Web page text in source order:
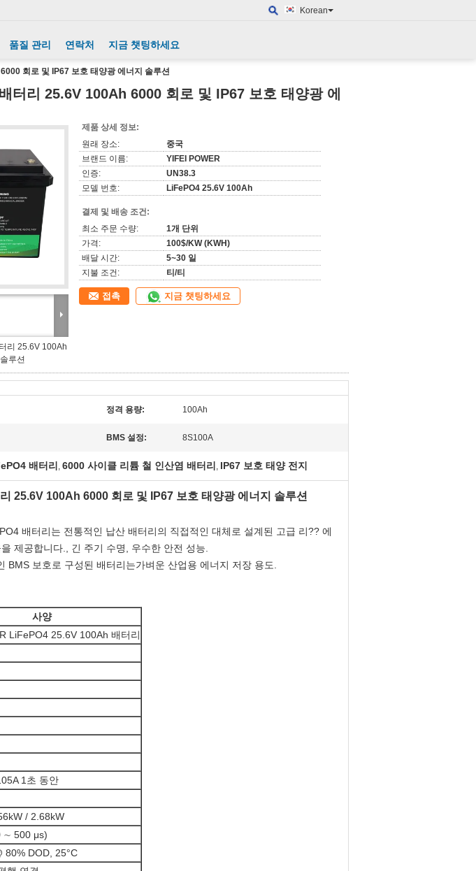
Korean
품질 관리 연락처 지금 챗팅하세요
회로 및 IP67 보호 태양광 에너지 솔루션
터리 25.6V 100Ah 6000 회로 및 IP67 보호 태양광 에
리 25.6V 100Ah
루션
제품 상세 정보:
원래 장소:
중국
브랜드 이름:
YIFEI POWER
인증:
UN38.3
모델 번호:
LiFePO4 25.6V 100Ah
결제 및 배송 조건:
최소 주문 수량:
1개 단위
가격:
100$/KW (KWH)
배달 시간:
5~30 일
지불 조건:
티/티
접촉 지금 챗팅하세요
정격 용량: 100Ah
BMS 설정: 8S100A
배터리 , 6000 사이클 리튬 철 인산염 배터리 , IP67 보호 태양 전지
25.6V 100Ah 6000 회로 및 IP67 보호 태양광 에너지 솔루션
배터리는 전통적인 납산 배터리의 직접적인 대체로 설계된 고급 리?? 에
제공합니다., 긴 주기 수명, 우수한 안전 성능.
BMS 보호로 구성된 배터리는가벼운 산업용 에너지 저장 용도.
사양
LiFePO4 25.6V 100Ah 배터리
1초 동안
/ 2.68kW
∼ 500 μs)
80% DOD, 25°C